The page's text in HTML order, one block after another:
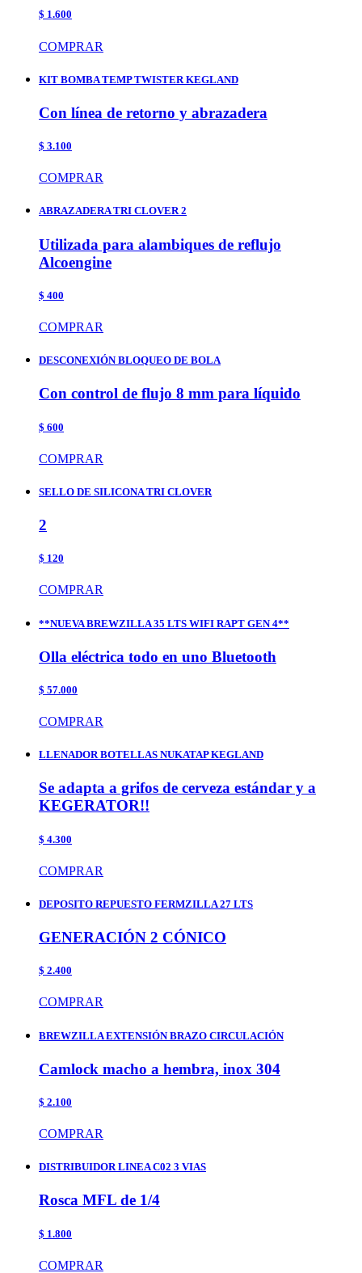
$ 1.600
COMPRAR
KIT BOMBA TEMP TWISTER KEGLAND
Con línea de retorno y abrazadera
$ 3.100
COMPRAR
ABRAZADERA TRI CLOVER 2
Utilizada para alambiques de reflujo
Alcoengine
$ 400
COMPRAR
DESCONEXIÓN BLOQUEO DE BOLA
Con control de flujo 8 mm para líquido
$ 600
COMPRAR
SELLO DE SILICONA TRI CLOVER
2
$ 120
COMPRAR
**NUEVA BREWZILLA 35 LTS WIFI RAPT GEN 4**
Olla eléctrica todo en uno Bluetooth
$ 57.000
COMPRAR
LLENADOR BOTELLAS NUKATAP KEGLAND
Se adapta a grifos de cerveza estándar y a
KEGERATOR!!
$ 4.300
COMPRAR
DEPOSITO REPUESTO FERMZILLA 27 LTS
GENERACIÓN 2 CÓNICO
$ 2.400
COMPRAR
BREWZILLA EXTENSIÓN BRAZO CIRCULACIÓN
Camlock macho a hembra, inox 304
$ 2.100
COMPRAR
DISTRIBUIDOR LINEA C02 3 VIAS
Rosca MFL de 1/4
$ 1.800
COMPRAR